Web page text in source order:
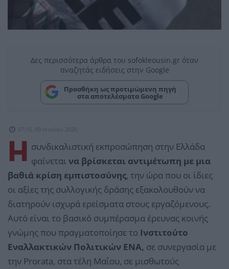
Δες περισσότερα άρθρα του sofokleousin.gr όταν
αναζητάς ειδήσεις στην Google
Προσθήκη ως προτιμώμενη πηγή
στα αποτελέσματα Google
07:15, 09 Ιουνίου 2026
Η
συνδικαλιστική εκπροσώπηση στην Ελλάδα
φαίνεται να βρίσκεται αντιμέτωπη με μια
βαθιά κρίση εμπιστοσύνης, την ώρα που οι ίδιες
οι αξίες της συλλογικής δράσης εξακολουθούν να
διατηρούν ισχυρά ερείσματα στους εργαζόμενους.
Αυτό είναι το βασικό συμπέρασμα έρευνας κοινής
γνώμης που πραγματοποίησε το Ινστιτούτο
Εναλλακτικών Πολιτικών ΕΝΑ, σε συνεργασία με
την Prorata, στα τέλη Μαΐου, σε μισθωτούς